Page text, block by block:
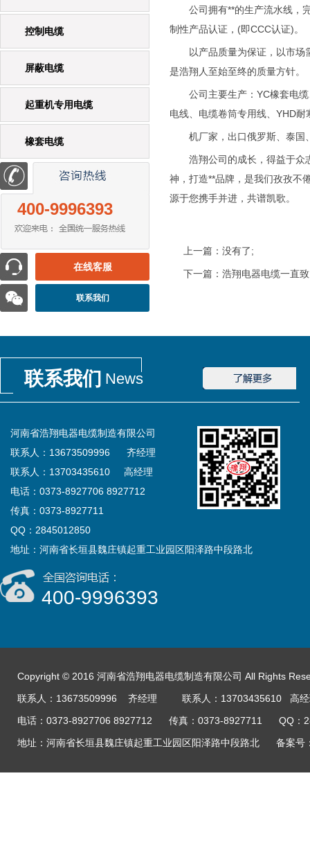
控制电缆
屏蔽电缆
起重机专用电缆
橡套电缆
400-9996393
在线客服
联系我们
公司拥有**的生产流水线，完
制性产品认证，(即CCC认证)。
以产品质量为保证，以市场需
是浩翔人至始至终的质量方针。
公司主要生产：YC橡套电缆
电线、电缆卷筒专用线、YHD
机厂家，出口俄罗斯、泰国
浩翔公司的成长，得益于众志
神，打造**品牌，是我们孜孜不
源于您携手并进，共谱凯歌。
上一篇：没有了;
下一篇： 浩翔电器电缆一直
联系我们 News
河南省浩翔电器电缆制造有限公司
联系人：13673509996 齐经理
联系人：13703435610 高经理
电话：0373-8927706 8927712
传真：0373-8927711
QQ：2845012850
地址：河南省长垣县魏庄镇起重工业园区阳泽路中段路北
400-9996393
Copyright © 2016 河南省浩翔电器电缆制造有限公司 All Rights
联系人：13673509996 齐经理 联系人：13703435610 高经
电话：0373-8927706 8927712 传真：0373-8927711 QQ
地址：河南省长垣县魏庄镇起重工业园区阳泽路中段路北 备案号